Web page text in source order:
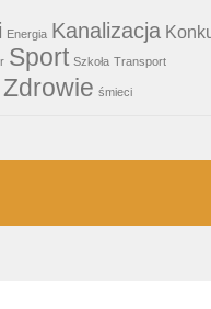
Energia Kanalizacja
Sport Szkoła Transport
Zdrowie śmieci